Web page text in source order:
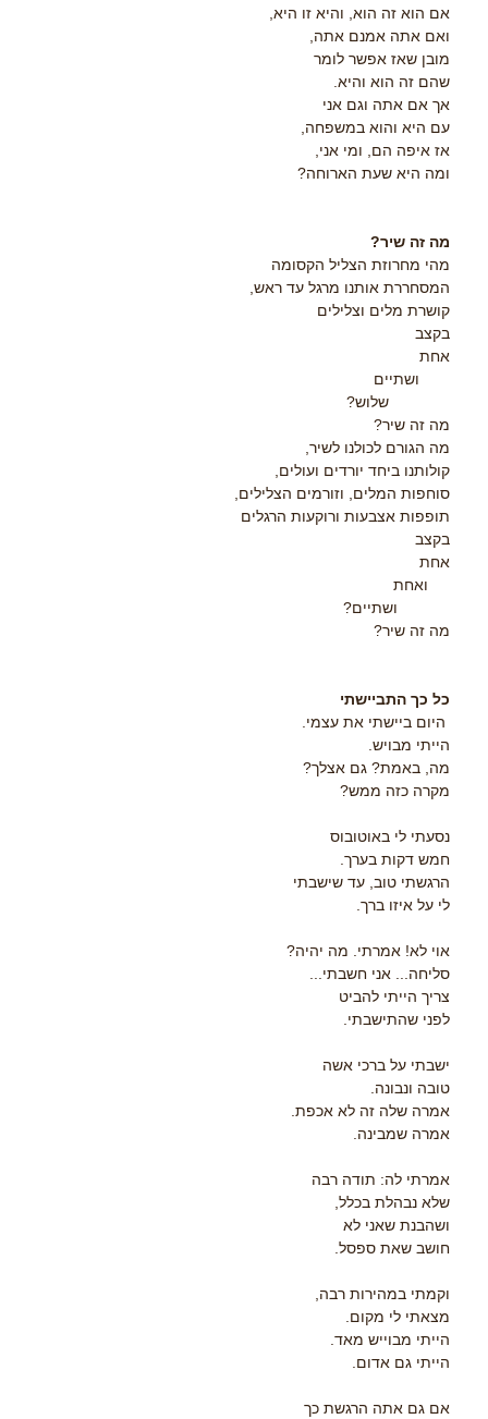
אם הוא זה הוא, והיא זו היא,
ואם אתה אמנם אתה,
מובן שאז אפשר לומר
שהם זה הוא והיא.
אך אם אתה וגם אני
עם היא והוא במשפחה,
אז איפה הם, ומי אני,
ומה היא שעת הארוחה?
מה זה שיר?
מהי מחרוזת הצליל הקסומה
המסחררת אותנו מרגל עד ראש,
קושרת מלים וצלילים
בקצב
אחת
ושתיים
שלוש?
מה זה שיר?
מה הגורם לכולנו לשיר,
קולותנו ביחד יורדים ועולים,
סוחפות המלים, וזורמים הצלילים,
תופפות אצבעות ורוקעות הרגלים
בקצב
אחת
ואחת
ושתיים?
מה זה שיר?
כל כך התביישתי
היום ביישתי את עצמי.
הייתי מבויש.
מה, באמת? גם אצלך?
מקרה כזה ממש?
נסעתי לי באוטובוס
חמש דקות בערך.
הרגשתי טוב, עד שישבתי
לי על איזו ברך.
אוי לא! אמרתי. מה יהיה?
סליחה... אני חשבתי...
צריך הייתי להביט
לפני שהתישבתי.
ישבתי על ברכי אשה
טובה ונבונה.
אמרה שלה זה לא אכפת.
אמרה שמבינה.
אמרתי לה: תודה רבה
שלא נבהלת בכלל,
ושהבנת שאני לא
חושב שאת ספסל.
וקמתי במהירות רבה,
מצאתי לי מקום.
הייתי מבוייש מאד.
הייתי גם אדום.
אם גם אתה הרגשת כך